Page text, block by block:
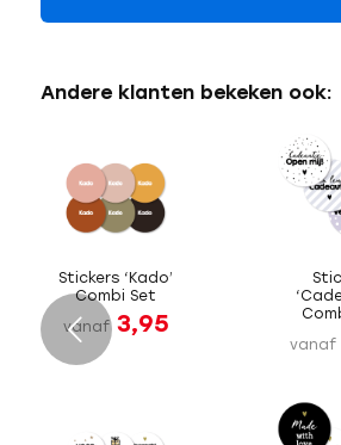
Andere klanten bekeken ook:
Stickers ‘Kado’
Combi Set
vanaf 3,95
vanaf
Volgende